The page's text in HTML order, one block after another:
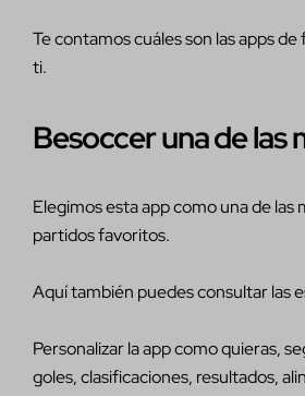
Te contamos cuáles son las apps
ti.
Besoccer una de las
Elegimos esta app como una de
partidos favoritos.
Aquí también puedes consultar las
Personalizar la app como quieras,
goles, clasificaciones, resultados,